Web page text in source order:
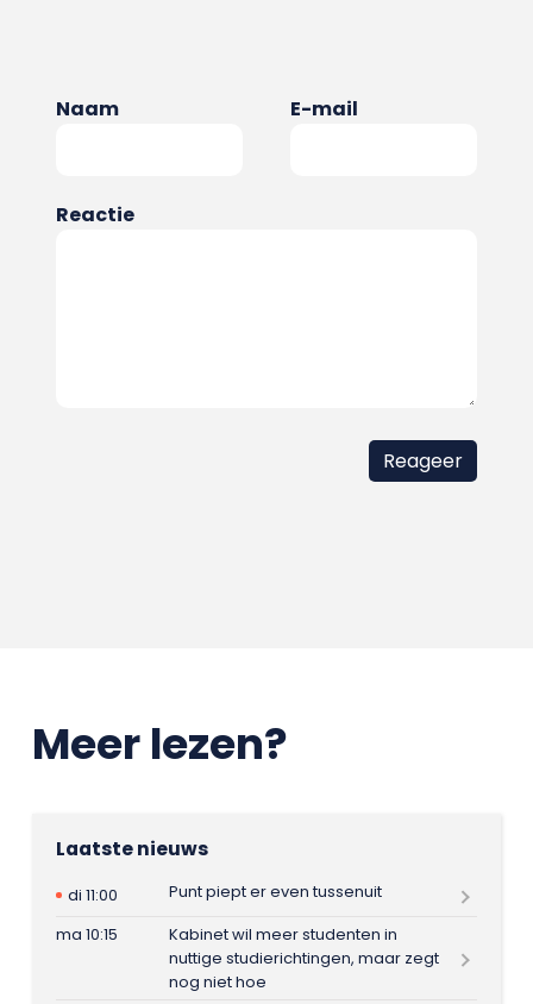
Naam E-mail
Reactie
Meer lezen?
Laatste nieuws
di 11:00
Punt piept er even tussenuit
ma 10:15
Kabinet wil meer studenten in
nuttige studierichtingen, maar zegt
nog niet hoe